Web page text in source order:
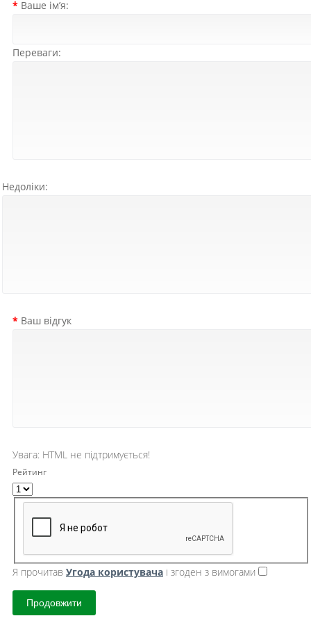
Ваше ім’я:
Переваги:
Недоліки:
Ваш відгук
Увага: HTML не підтримується!
Рейтинг
Я прочитав Угода користувача і згоден з вимогами
Продовжити